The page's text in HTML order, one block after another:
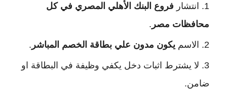
انتشار فروع البنك الأهلي المصري في كل
محافظات مصر .
الاسم يكون مدون علي بطاقة الخصم المباشر .
لا يشترط اثبات دخل يكفي وظيفة في البطاقة او
ضامن.